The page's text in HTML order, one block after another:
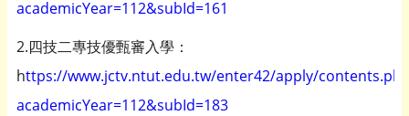
academicYear=112&subId=161
2.四技二專技優甄審入學：
https://www.jctv.ntut.edu.tw/enter42/apply/
academicYear=112&subId=183